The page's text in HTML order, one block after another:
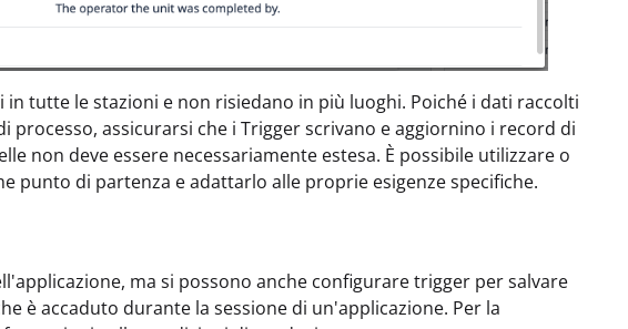
tutte le stazioni e non risiedano in più luoghi. Poiché i dati raccolti
processo, assicurarsi che i Trigger scrivano e aggiornino i record di
non deve essere necessariamente estesa. È possibile utilizzare o
punto di partenza e adattarlo alle proprie esigenze specifiche.
ma si possono anche configurare trigger per salvare
è accaduto durante la sessione di un'applicazione. Per la